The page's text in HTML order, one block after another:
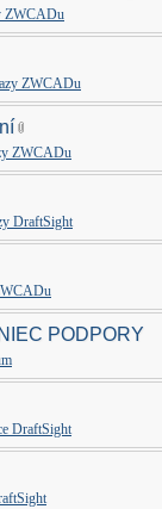
ZWCADu
ZWCADu
ZWCADu
DraftSight
PODPORY
DraftSight